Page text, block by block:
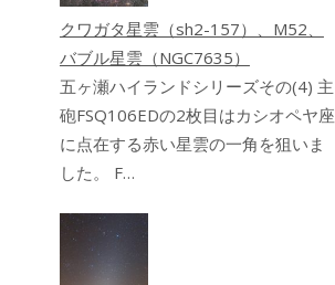
クワガタ星雲（sh2-157）、M52、
バブル星雲（NGC7635）
五ヶ瀬ハイランドシリーズその(4) 主
砲FSQ106EDの2枚目はカシオペヤ座
に点在する赤い星雲の一角を狙いま
した。 F…